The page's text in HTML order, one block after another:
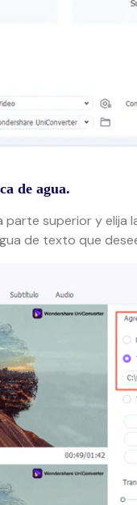
de agua.
parte superior y elija
de texto que